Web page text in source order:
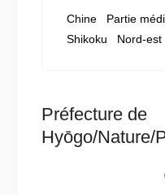
Chine Partie
Shikoku
Nord-est
Préfecture de
Hyōgo/Nature/